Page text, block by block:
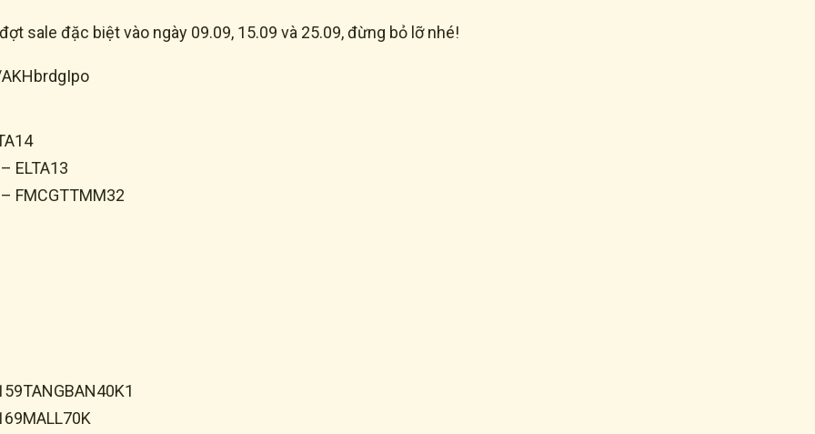
sale đặc biệt vào ngày 09.09, 15.09 và 25.09, đừng bỏ lỡ nhé!
ELTA13
FMCGTTMM32